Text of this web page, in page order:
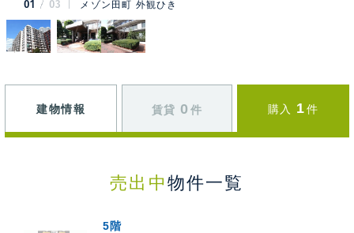
01 03 メゾン田町 外観ひき
建物情報 賃貸 0 件 購入 1 件
売出中 物件一覧
5階